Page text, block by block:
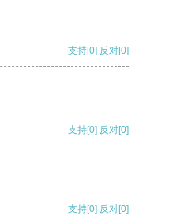
支持[0] 反对[0]
支持[0] 反对[0]
支持[0] 反对[0]